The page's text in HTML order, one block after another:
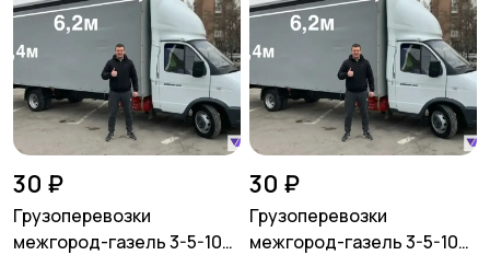
30 ₽
Грузоперевозки
межгород-газель 3-5-10
30 ₽
Грузоперевозки
межгород-газель 3-5-10